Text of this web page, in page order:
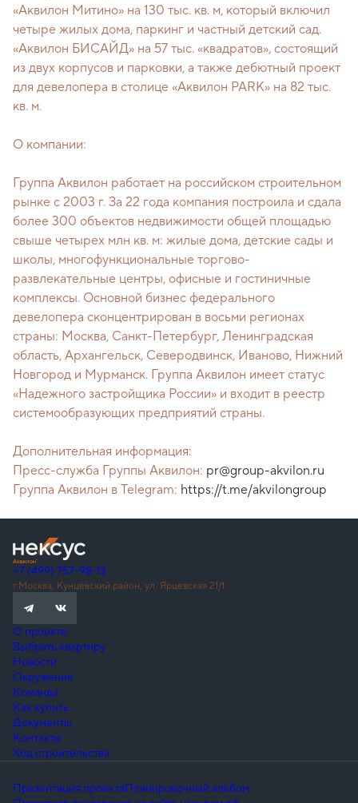
«Аквилон Митино» на 130 тыс. кв. м, который включил
четыре жилых дома, паркинг и частный детский сад.
«Аквилон БИСАЙД» на 57 тыс. «квадратов», состоящий
из двух корпусов и парковки, а также дебютный проект
для девелопера в столице «Аквилон PARK» на 82 тыс.
кв. м.
О компании:
Группа Аквилон работает на российском строительном
рынке с 2003 г. За 22 года компания построила и сдала
более 300 объектов недвижимости общей площадью
свыше четырех млн кв. м: жилые дома, детские сады и
школы, многофункциональные торгово-
развлекательные центры, офисные и гостиничные
комплексы. Основной бизнес федерального
девелопера сконцентрирован в восьми регионах
страны: Москва, Санкт-Петербург, Ленинградская
область, Архангельск, Северодвинск, Иваново, Нижний
Новгород и Мурманск. Группа Аквилон имеет статус
«Надежного застройщика России» и входит в реестр
системообразующих предприятий страны.
Дополнительная информация:
Пресс-служба Группы Аквилон: pr@group-akvilon.ru
Группа Аквилон в Telegram: https://t.me/akvilongroup
+7 (499) 757-98-13
г.Москва, Кунцевский район, ул. Ярцевская 21/1
О проекте
Выбрать квартиру
Новости
Окружение
Команда
Как купить
Документы
Контакты
Ход строительства
Презентация проектаПланировочный альбом